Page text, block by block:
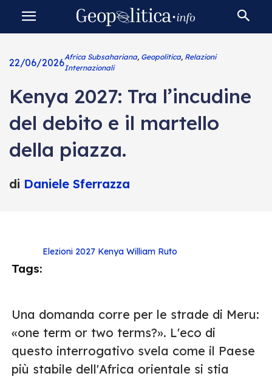
22/06/2026Africa Subsahariana, Geopolitica, Relazioni
Internazionali
Kenya 2027: Tra l’incudine
del debito e il martello
della piazza.
di Daniele Sferrazza
Tags:
Elezioni 2027 Kenya William Ruto
Una domanda corre per le strade di Meru:
«one term or two terms?». L'eco di
questo interrogativo svela come il Paese
più stabile dell'Africa orientale si stia